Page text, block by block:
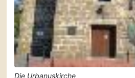
Die Urbanuskirche